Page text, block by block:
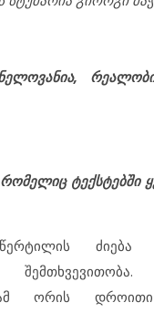
ტექსტებში
წერტილის
ამ ორის დროითი